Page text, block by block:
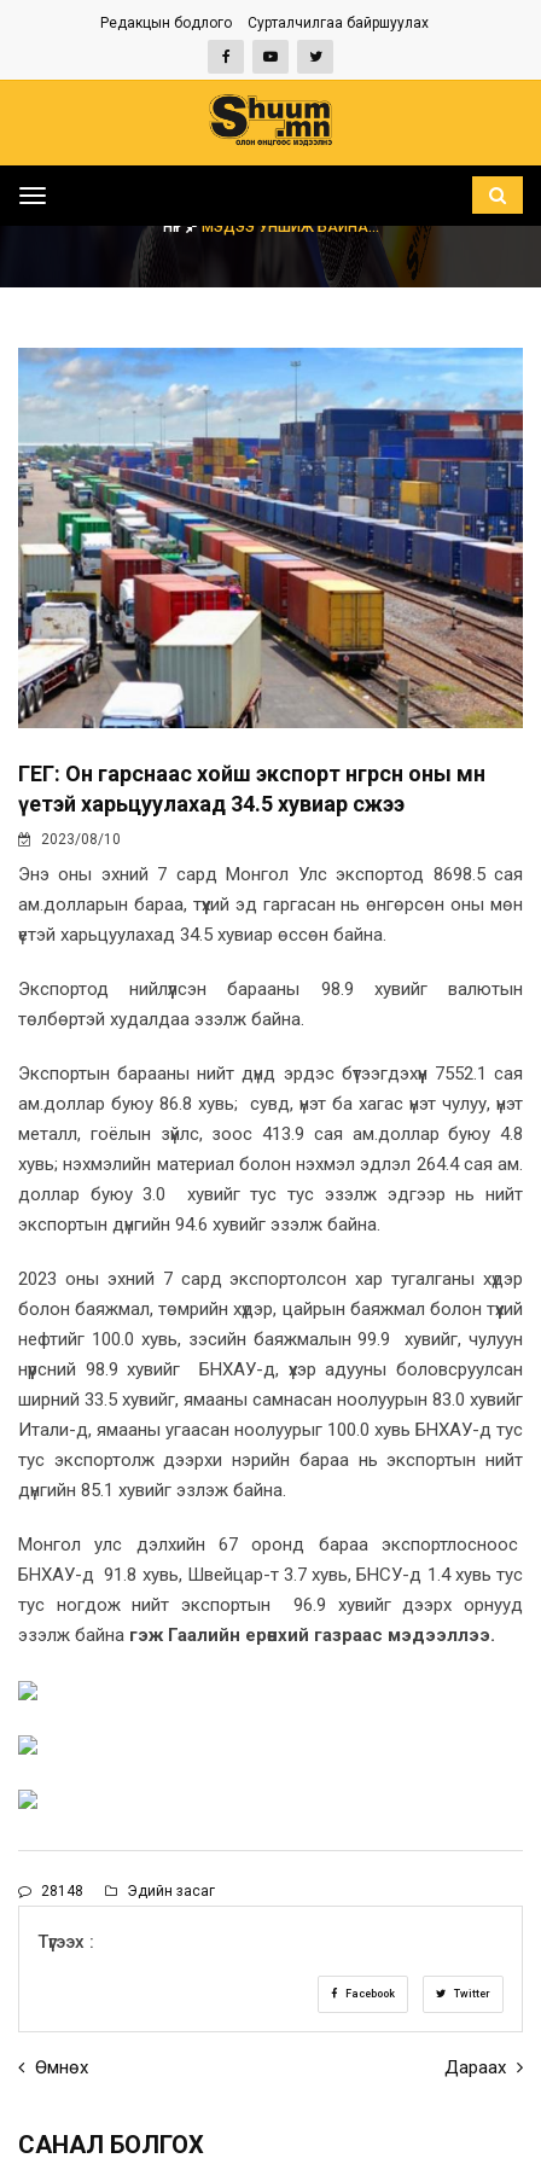
Редакцын бодлого Сурталчилгаа байршуулах
Toggle
НҮҮР МЭДЭЭ УНШИЖ БАЙНА...
ГЕГ: Он гарснаас хойш экспорт өнгөрсөн оны мөн
үетэй харьцуулахад 34.5 хувиар өсжээ
2023/08/10
Энэ оны эхний 7 сард Монгол Улс экспортод 8698.5 сая
ам.долларын бараа, түүхий эд гаргасан нь өнгөрсөн оны мөн
үетэй харьцуулахад 34.5 хувиар өссөн байна.
Экспортод нийлүүлсэн барааны 98.9 хувийг валютын
төлбөртэй худалдаа эзэлж байна.
Экспортын барааны нийт дүнд эрдэс бүтээгдэхүүн 7552.1 сая
ам.доллар буюу 86.8 хувь; сувд, үнэт ба хагас үнэт чулуу, үнэт
металл, гоёлын зүйлс, зоос 413.9 сая ам.доллар буюу 4.8
хувь; нэхмэлийн материал болон нэхмэл эдлэл 264.4 сая ам.
доллар буюу 3.0 хувийг тус тус эзэлж эдгээр нь нийт
экспортын дүнгийн 94.6 хувийг эзэлж байна.
2023 оны эхний 7 сард экспортолсон хар тугалганы хүдэр
болон баяжмал, төмрийн хүдэр, цайрын баяжмал болон түүхий
нефтийг 100.0 хувь, зэсийн баяжмалын 99.9 хувийг, чулуун
нүүрсний 98.9 хувийг БНХАУ-д, үхэр адууны боловсруулсан
ширний 33.5 хувийг, ямааны самнасан ноолуурын 83.0 хувийг
Итали-д, ямааны угаасан ноолуурыг 100.0 хувь БНХАУ-д тус
тус экспортолж дээрхи нэрийн бараа нь экспортын нийт
дүнгийн 85.1 хувийг эзлэж байна.
Монгол улс дэлхийн 67 оронд бараа экспортлосноос
БНХАУ-д 91.8 хувь, Швейцар-т 3.7 хувь, БНСУ-д 1.4 хувь тус
тус ногдож нийт экспортын 96.9 хувийг дээрх орнууд
эзэлж байна гэж Гаалийн ерөнхий газраас мэдээллээ.
28148 Эдийн засаг
Түгээх :
Facebook Twitter
Өмнөх Дараах
САНАЛ БОЛГОХ